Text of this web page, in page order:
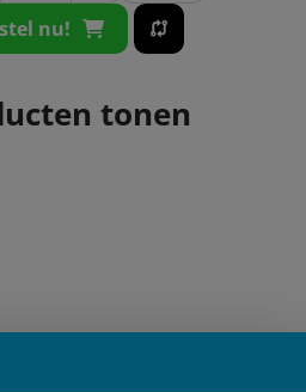
nu!
tonen